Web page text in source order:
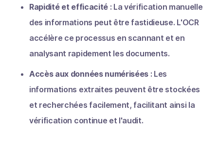
Rapidité et efficacité: La vérification manuelle
des informations peut être fastidieuse. L'OCR
accélère ce processus en scannant et en
analysant rapidement les documents.
Accès aux données numérisées : Les
informations extraites peuvent être stockées
et recherchées facilement, facilitant ainsi la
vérification continue et l'audit.